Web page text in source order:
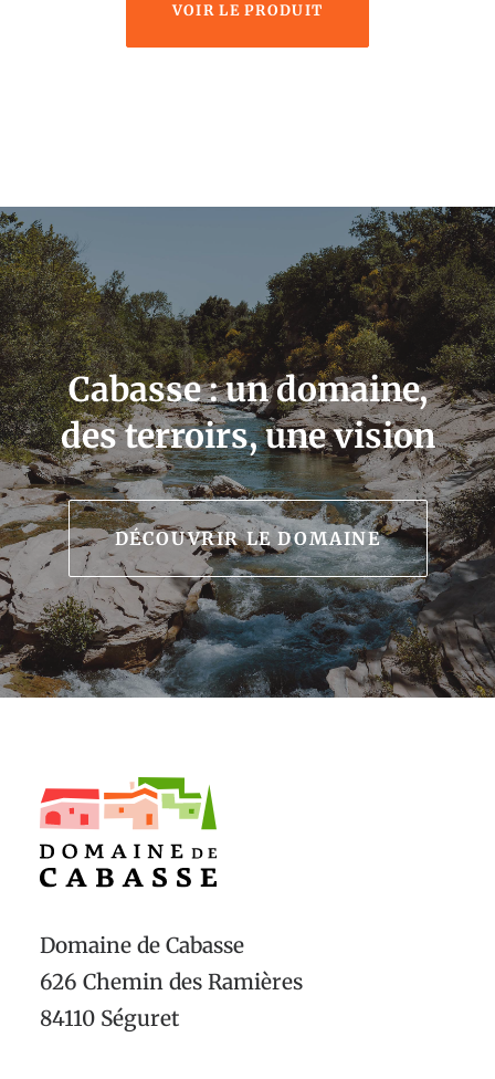
VOIR LE PRODUIT
Cabasse : un domaine,
des terroirs, une vision
DÉCOUVRIR LE DOMAINE
Domaine de Cabasse
626 Chemin des Ramières
84110 Séguret